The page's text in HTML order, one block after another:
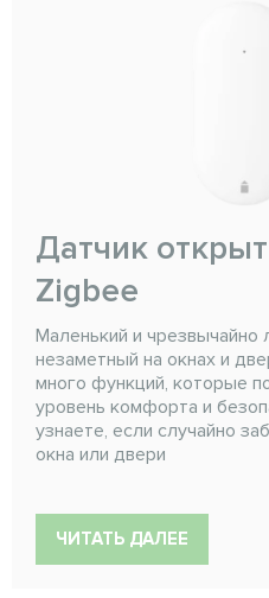
Датчик
Zigbee
Маленький и чрезвычайно
незаметный на окнах и
много функций, которые
уровень комфорта и
узнаете, если случайно
окна или двери
ЧИТАТЬ ДАЛЕЕ